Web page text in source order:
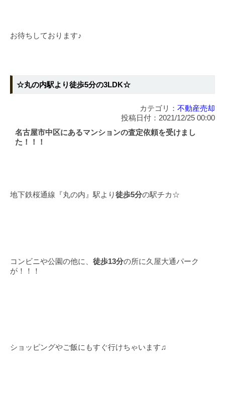
お待ちしております♪
☆丸の内駅より徒歩5分の3LDK☆
カテゴリ： 不動産売却
投稿日付：2021/12/25 00:00
名古屋市中区にあるマンションの査定依頼を受けまし
た！！！
地下鉄桜通線『丸の内』駅より徒歩5分の駅チカ☆
コンビニや公園の他に、 徒歩13分の所に久屋大通パーク
が！！！
ショッピングやご飯にもすぐ行けちゃいます♫